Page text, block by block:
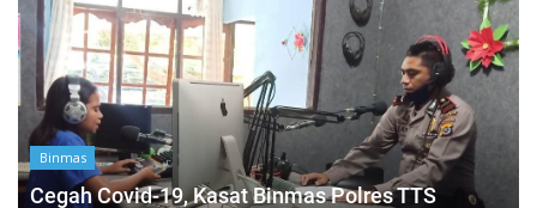
Binmas
Cegah Covid-19, Kasat Binmas Polres TTS